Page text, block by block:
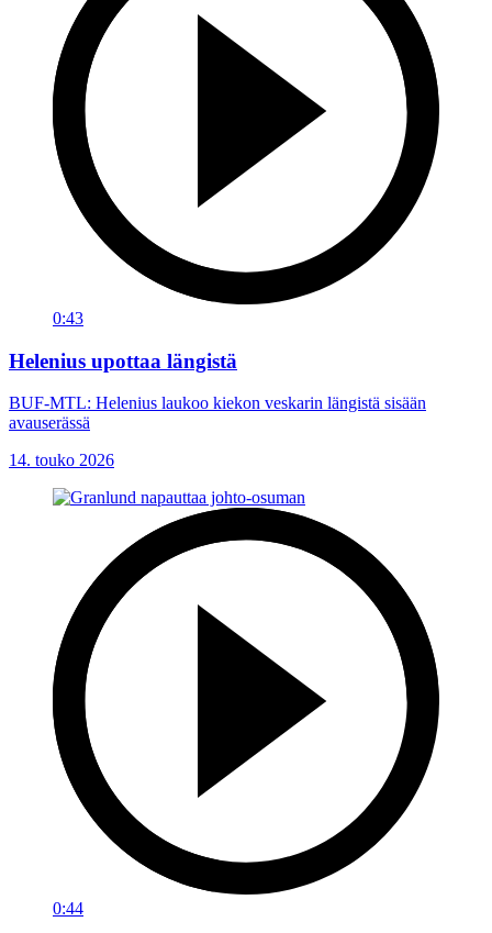
0:43
Helenius upottaa längistä
BUF-MTL: Helenius laukoo kiekon veskarin längistä sisään
avauserässä
14. touko 2026
0:44